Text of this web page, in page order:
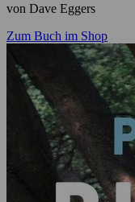
von Dave Eggers
Zum Buch im Shop